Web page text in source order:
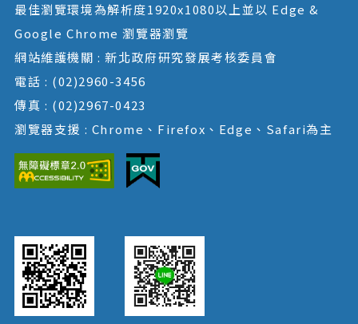
最佳瀏覽環境為解析度1920x1080以上並以 Edge &
Google Chrome 瀏覽器瀏覽
網站維護機關 : 新北政府研究發展考核委員會
電話 : (02)2960-3456
傳真 : (02)2967-0423
瀏覽器支援 : Chrome、Firefox、Edge、Safari為主